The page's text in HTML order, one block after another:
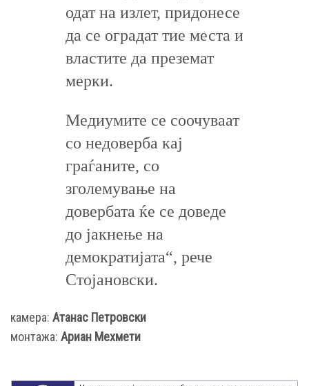
одат на излет, придонесе
да се оградат тие места и
властите да преземат
мерки.
Медиумите се соочуваат
со недоверба кај
граѓаните, со
зголемување на
довербата ќе се доведе
до јакнење на
демократијата“, рече
Стојановски.
камера: Атанас Петровски
монтажа: Ариан Мехмети